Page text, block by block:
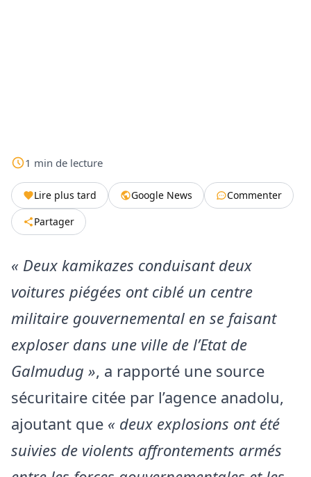
1 min de lecture
Lire plus tard Google News
Commenter
Partager
« Deux kamikazes conduisant deux
voitures piégées ont ciblé un centre
militaire gouvernemental en se faisant
exploser dans une ville de l’Etat de
Galmudug », a rapporté une source
sécuritaire citée par l’agence anadolu,
ajoutant que « deux explosions ont été
suivies de violents affrontements armés